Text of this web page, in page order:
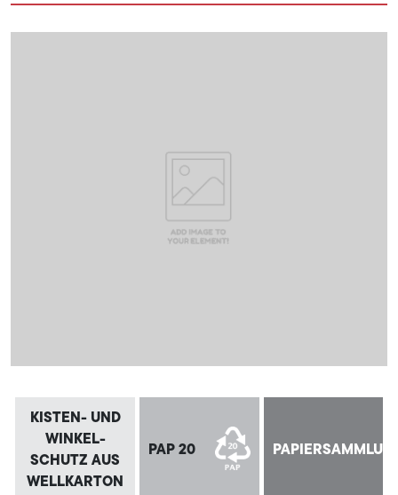
KISTEN- UND
WINKEL-
SCHUTZ AUS
WELLKARTON
PAP 20